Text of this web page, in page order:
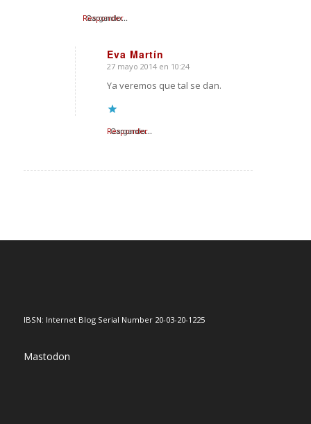
Cargando...
Responder
Eva Martín
Dice:
27 mayo 2014 en 10:24
Ya veremos que tal se dan.
Cargando...
Responder
IBSN: Internet Blog Serial Number 20-03-20-1225
Mastodon